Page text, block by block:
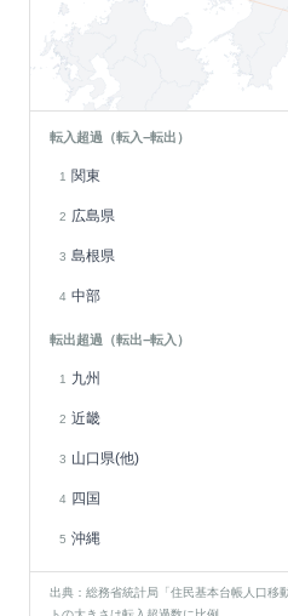
転入超過（転入−転出）
1 関東
2 広島県
3 島根県
4 中部
転出超過（転出−転入）
1 九州
2 近畿
3 山口県(他)
4 四国
5 沖縄
出典：総務省統計局「住民基本台帳人口移